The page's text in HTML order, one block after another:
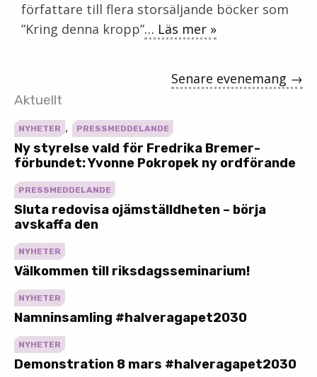
författare till flera storsäljande böcker som
”Kring denna kropp”… Läs mer »
Senare evenemang →
Aktuellt
NYHETER , PRESSMEDDELANDE
Ny styrelse vald för Fredrika Bremer-
förbundet: Yvonne Pokropek ny ordförande
PRESSMEDDELANDE
Sluta redovisa ojämställdheten – börja
avskaffa den
NYHETER
Välkommen till riksdagsseminarium!
NYHETER
Namninsamling #halveragapet2030
NYHETER
Demonstration 8 mars #halveragapet2030